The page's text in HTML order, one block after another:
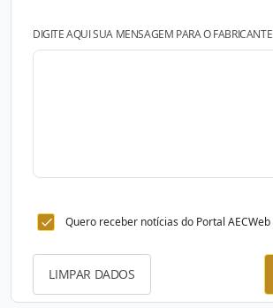
DIGITE AQUI SUA MENSAGEM PARA O FABRICANTE
Quero receber notícias do Portal AECWeb
LIMPAR DADOS